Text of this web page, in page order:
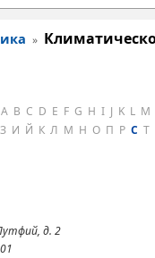
»
A B C D E F G H I J K L M
З И Й К Л М Н О П Р С Т
д. 2